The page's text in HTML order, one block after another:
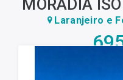
MORADIA
Laranjeiro e